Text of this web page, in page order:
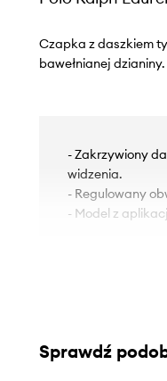
Czapka z daszkiem
bawełnianej dzianiny.
- Zakrzywiony
widzenia.
- Regulowany
- Model z
Sprawdź